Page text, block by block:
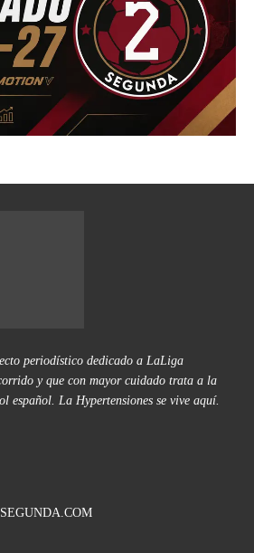
periodístico dedicado a LaLiga
y que con mayor cuidado trata a la
español. La Hypertensiones se vive aquí.